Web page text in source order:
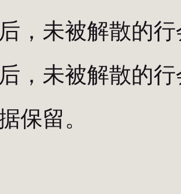
，未被解散的
，未被解散的
保留。